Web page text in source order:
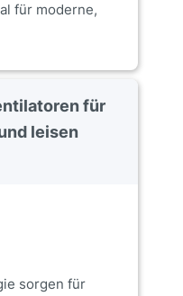
für moderne,
für
leisen
sorgen für